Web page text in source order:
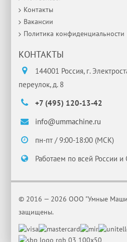
Контакты
Вакансии
Политика конфиденциальности
КОНТАКТЫ
144001 Россия, г.
переулок, д. 8
+7 (495) 120-13-42
info@ummachine.ru
пн-пт / 9:00-18:00 (МСК)
Работаем по всей России и
© 2016 — 2026 ООО "Умные
защищены.